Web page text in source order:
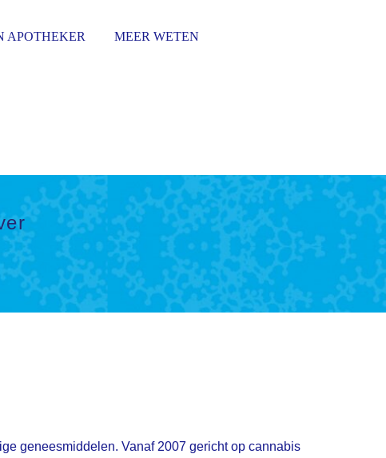
APOTHEKER MEER WETEN
geneesmiddelen. Vanaf 2007 gericht op cannabis